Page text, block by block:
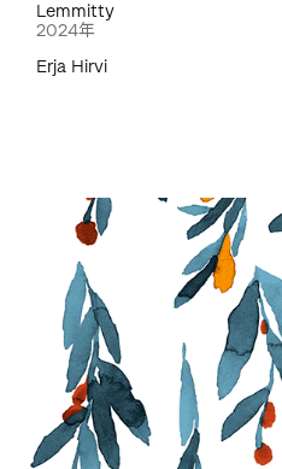
Lemmitty
2024年
Erja Hirvi